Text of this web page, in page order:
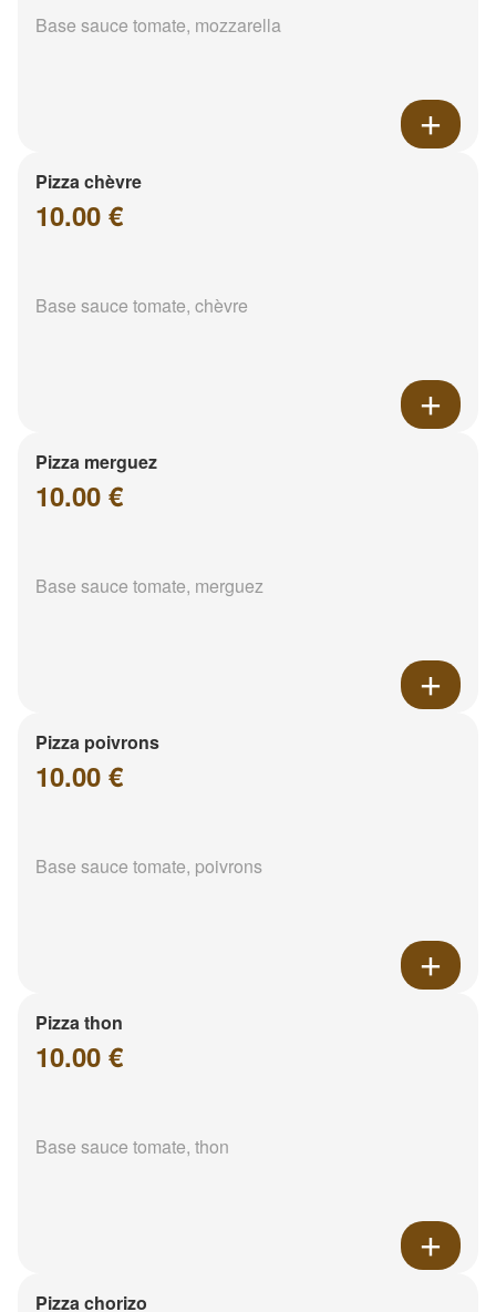
Base sauce tomate, mozzarella
Pizza chèvre
10.00 €
Base sauce tomate, chèvre
Pizza merguez
10.00 €
Base sauce tomate, merguez
Pizza poivrons
10.00 €
Base sauce tomate, poivrons
Pizza thon
10.00 €
Base sauce tomate, thon
Pizza chorizo